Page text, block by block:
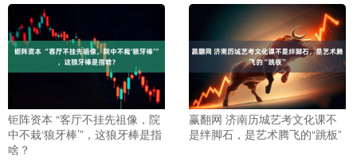
钜阵资本 “客厅不挂先祖像，院
中不栽‘狼牙棒’”，这狼牙棒是指
啥？
赢翻网 济南历城艺考文化课不
是绊脚石，是艺术腾飞的“跳板”